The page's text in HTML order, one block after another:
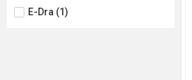
E-Dra (1)